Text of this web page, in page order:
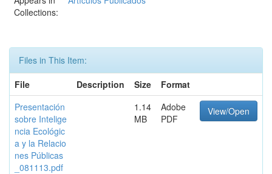
Collections:
Files in This Item:
File
Description Size
Format
Presentación
sobre Intelige
ncia Ecológic
a y la Relacio
nes Públicas
_081113.pdf
1.14
MB
Adobe
PDF
View/Open